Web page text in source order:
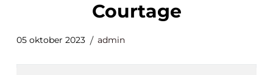
courtage
05 oktober 2023 admin